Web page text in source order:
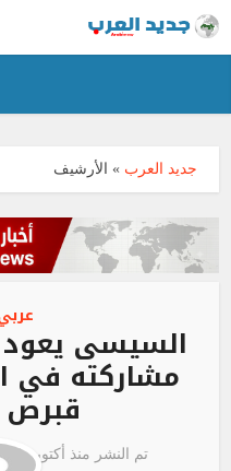
جديد العرب » الأرشيف
السيسى يعود
مشاركته في
قبرص
تم النشر منذ أكتوبر 21, 2020